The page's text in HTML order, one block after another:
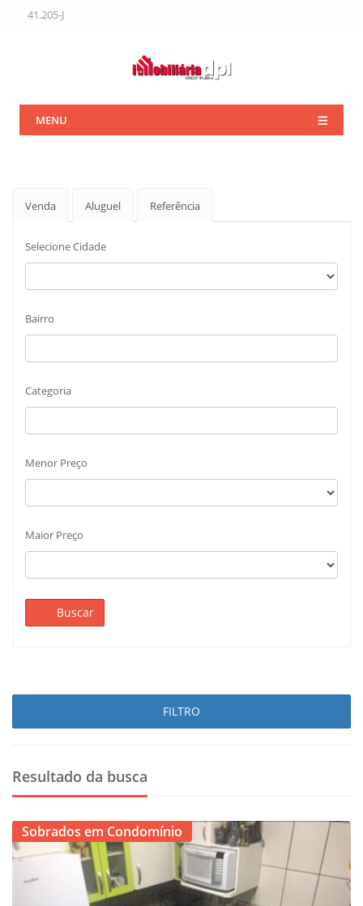
41.205-J
MENU
Venda Aluguel Referência
Selecione Cidade
Bairro
Categoria
Menor Preço
Maior Preço
Buscar
FILTRO
Resultado da busca
Sobrados em Condomínio